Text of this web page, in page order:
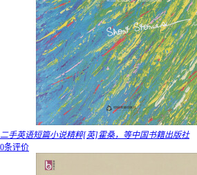
二手英语短篇小说精粹[英]霍桑，等中国书籍出版社
0条评价